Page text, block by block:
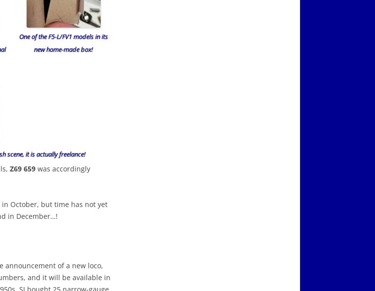
One of the F5-L/FV1 models in its
new home-made box!
scene, it is actually freelance!
Z69 659 was accordingly
in October, but time has not yet
in December…!
announcement of a new loco,
and it will be available in